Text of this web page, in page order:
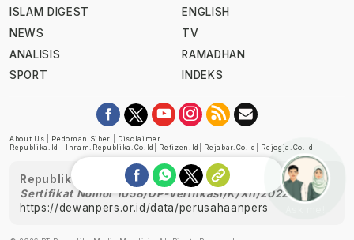
ISLAM DIGEST
NEWS
ANALISIS
SPORT
ENGLISH
TV
RAMADHAN
INDEKS
About Us Pedoman Siber
Disclaimer
Republika.id
Ihram.republika.co.id Retizen.id Rejabar.co.id Rejogja.co.id
Republika telah diverifikasi oleh Dewan Pers
Sertifikat Nomor 1058/DP-Verifikasi/K/XII/2022
https://dewanpers.or.id/data/perusahaanpers